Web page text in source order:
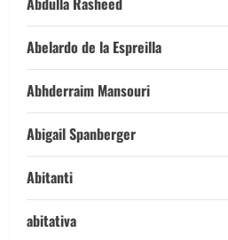
Abelardo de la Espreilla
Abhderraim Mansouri
Abigail Spanberger
Abitanti
abitativa